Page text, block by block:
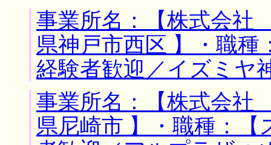
事業所名：【株式会
県神戸市西区 】・職
経験者歓迎／イズミヤ
事業所名：【株式会
県尼崎市 】・職種：